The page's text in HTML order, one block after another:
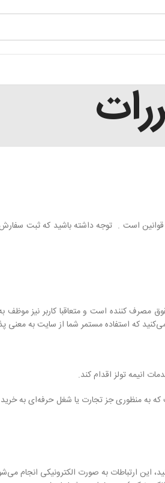
است . توجه داشته باشید که ثبت
مصرف کننده است و متعاقبا کاربر نیز
که استفاده مستمر شما از سایت به معنی
انیمه تولز اقدام کند.
منظوری جز تجارت یا شغل حرفه‌ای به خرید
این ارتباطات به صورت الکترونیکی